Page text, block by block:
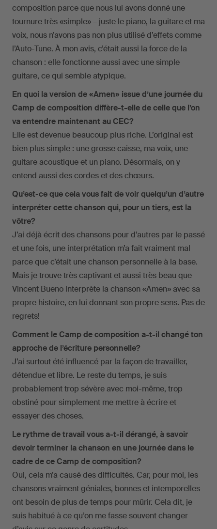
composition parce que nous lui avons donné une
tournure très «simple» – juste le piano, la guitare et ma
voix, nous n’avons pas non plus utilisé d’effets comme
l’Auto-Tune. À mon avis, c’était aussi la force de la
chanson : elle fonctionne aussi avec une simple
guitare, ce qui semble atypique.
En quoi la version de «Amen» issue d’une journée du
Camp de composition diffère-t-elle de celle que l’on
va entendre maintenant au CEC?
Elle est devenue beaucoup plus riche. L’original est
bien plus simple : une grosse caisse, ma voix, une
guitare acoustique et un piano. Désormais, on y
entend aussi des cordes et des chœurs.
Qu’est-ce que cela vous fait de voir quelqu’un d’autre
interpréter cette chanson qui, pour un tiers, est la
vôtre?
J’ai déjà écrit des chansons pour d’autres par le passé
et une fois, une interprétation m’a fait vraiment mal
parce que c’était une chanson personnelle à la base.
Mais je trouve très captivant et aussi très beau que
Vincent Bueno interprète la chanson «Amen» avec sa
propre histoire, en lui donnant son propre sens. Pas de
regrets!
Comment le Camp de composition a-t-il changé ton
approche de l’écriture personnelle?
J’ai surtout été influencé par la façon de travailler,
détendue et libre. Le reste du temps, je suis
probablement trop sévère avec moi-même, trop
obstiné pour simplement me mettre à écrire et
essayer des choses.
Le rythme de travail vous a-t-il dérangé, à savoir
devoir terminer la chanson en une journée dans le
cadre de ce Camp de composition?
Oui, cela m’a causé des difficultés. Car, pour moi, les
chansons vraiment géniales, bonnes et intemporelles
ont besoin de plus de temps pour mûrir. Cela dit, je
suis habitué à ce qu’on me fasse souvent changer